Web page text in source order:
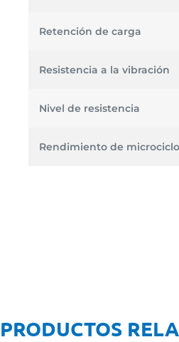
Retención de carga
Resistencia a la vibración
Nivel de resistencia
Rendimiento de microciclo
PRODUCTOS